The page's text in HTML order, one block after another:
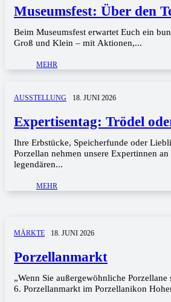
Museumsfest: Über den
Beim Museumsfest erwartet Euch ein
Groß und Klein – mit Aktionen,...
MEHR
AUSSTELLUNG 18. JUNI 2026
Expertisentag: Trödel
Ihre Erbstücke, Speicherfunde oder
Porzellan nehmen unsere Expertinnen an
legendären...
MEHR
MÄRKTE 18. JUNI 2026
Porzellanmarkt
„Wenn Sie außergewöhnliche
6. Porzellanmarkt im Porzellanikon